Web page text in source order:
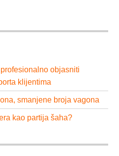
objasniti
klijentima
smanjene broja vagona
kao partija šaha?